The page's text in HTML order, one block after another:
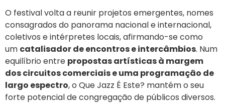
O festival volta a reunir projetos emergentes, nomes
consagrados do panorama nacional e internacional,
coletivos e intérpretes locais, afirmando-se como
um catalisador de encontros e intercâmbios. Num
equilíbrio entre propostas artísticas à margem
dos circuitos comerciais e uma programação de
largo espectro, o Que Jazz É Este? mantém o seu
forte potencial de congregação de públicos diversos.